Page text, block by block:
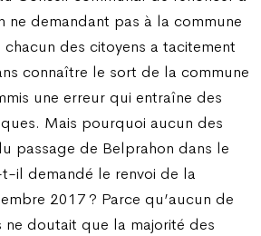
ne demandant pas à la commune
des citoyens a tacitement
connaître le sort de la commune
une erreur qui entraîne des
Mais pourquoi aucun des
passage de Belprahon dans le
il demandé le renvoi de la
2017 ? Parce qu’aucun de
ne doutait que la majorité des